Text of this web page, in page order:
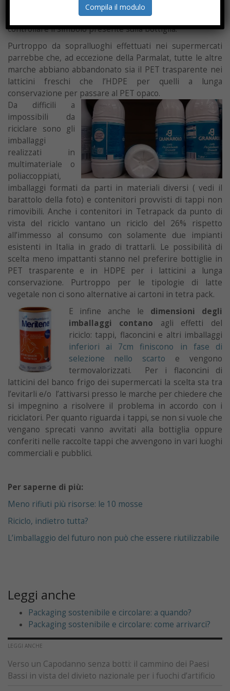
consumo tra selezione e riciclo. Per capire se si tratta di
una bottiglia in PET o HDPE (polietilene ad alta densità)
controllare il simbolo presente sulla bottiglia.
Purtroppo da sopralluoghi effettuati nei supermercati
parrebbe che, ad eccezione della Parmalat, tutte le altre
marche abbiano abbandonato sia il PET trasparente nei
latticini freschi che l’HDPE per quelli a lunga
conservazione per passare al PET opaco.
Da difficili a
impossibili da
riciclare sono gli
imballaggi
realizzati in
multimateriale o
poliaccoppiati,
imballaggi formati da parti in materiali diversi ( vedi il
barattolo della foto) e contenitori provvisti di tappi non
rimovibili. Anche i contenitori in Tetrapack da punto di
vista del riciclo vantano un riciclo del 26% rispetto
all’immesso al consumo con solamente due impianti
esistenti in Italia in grado di trattarli. Le possibilità di
scelta meno impattanti stanno nel preferire bottiglie in
PET trasparente e in HDPE per i latticini a lunga
conservazione. Purtroppo per le tipologie di latte
vegetale non ci sono alternative ai cartoni in tetra pack.
E infine anche le dimensioni degli
imballaggi contano agli effetti del
riciclo: tappi, flaconcini e altri imballaggi
inferiori ai 7cm finiscono in fase di
selezione nello scarto e vengono
termovalorizzati. Per i flaconcini di
latticini del banco frigo dei supermercati la scelta sta tra
l’evitarli e/o l’attivarsi presso le marche per chiedere che
si impegnino a risolvere il problema in accordo con i
riciclatori. Per quanto riguarda i tappi, se non si vuole che
vengano sprecati vanno avvitati alla bottiglia oppure
conferiti nelle raccolte tappi che avvengono in vari luoghi
commerciali e pubblici.
Per saperne di più:
Meno rifiuti più risorse: le 10 mosse
Riciclo, indietro tutta?
L’imballaggio del futuro non può che essere riutilizzabile
Leggi anche
Packaging sostenibile e circolare: a quando?
Packaging sostenibile e circolare: come arrivarci?
LEGGI ANCHE
Verso un Capodanno senza botti: il cammino dei Paesi
Bassi in vista del divieto nazionale per i fuochi d’artificio
Compila il modulo